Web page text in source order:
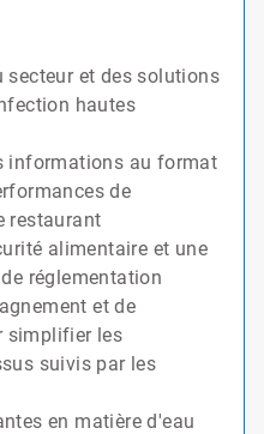
secteur et des solutions
hautes
informations au format
de
restaurant
alimentaire et une
réglementation
et de
simplifier les
suivis par les
en matière d'eau